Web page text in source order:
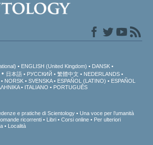
ENGLISH (United Kingdom)
DANSK
日本語 РУССКИЙ 繁體中文
NEDERLANDS
NORSK SVENSKA ESPAÑOL (LATINO)
ESPAÑOL
ITALIANO PORTUGUÊS
e pratiche di Scientology
Una voce per l’umanità
ricorrenti Libri Corsi online
Per ulteriori
Località